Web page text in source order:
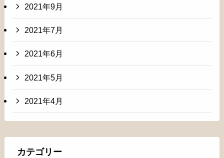
2021年9月
2021年7月
2021年6月
2021年5月
2021年4月
カテゴリー